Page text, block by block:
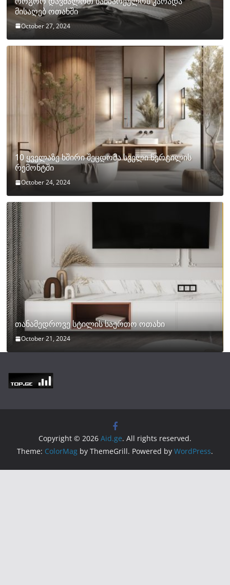
მისაღებ ოთახში
October 27, 2024
10 ყველაზე ხშირი შეცდომა სველი წერტილის
რემონტში
October 24, 2024
თანამედროვე სტილის საერთო ოთახი
October 21, 2024
Copyright © 2026 Aid.ge. All rights reserved.
Theme: ColorMag by ThemeGrill. Powered by WordPress.